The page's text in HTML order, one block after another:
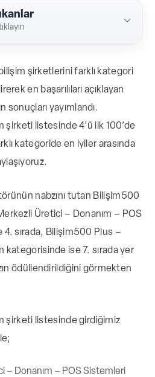
kategorisinde 4., Sektörel
gelişime verdiğimiz önemin
parçası olmaktan
şirketlerini farklı kategori
en başarılıları açıklayan
sonuçları yayımlandı.
şirketi listesinde 4’ü ilk 100’de
kategoride en iyiler arasında
nabzını tutan Bilişim500
Üretici – Donanım – POS
sırada, Bilişim500 Plus –
kategorisinde ise 7. sırada yer
ödüllendirildiğini görmekten
şirketi listesindegirdiğimiz
– Donanım – POS Sistemleri